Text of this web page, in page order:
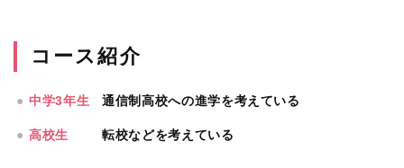
コース紹介
● 中学3年生 通信制高校への進学を考えている
● 高校生 転校などを考えている